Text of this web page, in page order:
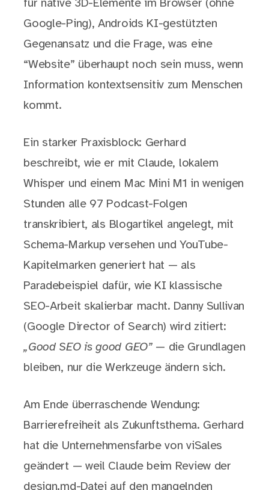
für native 3D-Elemente im Browser (ohne
Google-Ping), Androids KI-gestützten
Gegenansatz und die Frage, was eine
“Website” überhaupt noch sein muss, wenn
Information kontextsensitiv zum Menschen
kommt.
Ein starker Praxisblock: Gerhard
beschreibt, wie er mit Claude, lokalem
Whisper und einem Mac Mini M1 in wenigen
Stunden alle 97 Podcast-Folgen
transkribiert, als Blogartikel angelegt, mit
Schema-Markup versehen und YouTube-
Kapitelmarken generiert hat — als
Paradebeispiel dafür, wie KI klassische
SEO-Arbeit skalierbar macht. Danny Sullivan
(Google Director of Search) wird zitiert:
„Good SEO is good GEO”— die Grundlagen
bleiben, nur die Werkzeuge ändern sich.
Am Ende überraschende Wendung:
Barrierefreiheit als Zukunftsthema. Gerhard
hat die Unternehmensfarbe von viSales
geändert — weil Claude beim Review der
design.md-Datei auf den mangelnden